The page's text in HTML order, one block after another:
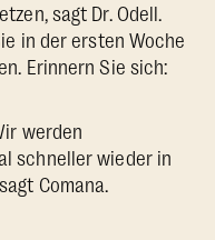
sagt Dr. Odell.
in der ersten Woche
Erinnern Sie sich:
werden
schneller wieder in
Comana.